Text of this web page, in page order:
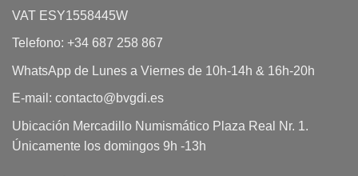
VAT ESY1558445W
Telefono: +34 687 258 867
WhatsApp de Lunes a Viernes de 10h-14h & 16h-20h
E-mail: contacto@bvgdi.es
Ubicación Mercadillo Numismático Plaza Real Nr. 1.
Únicamente los domingos 9h -13h